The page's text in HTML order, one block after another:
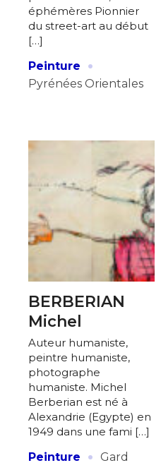
éphémères Pionnier
du street-art au début
[…]
Peinture
·
Pyrénées Orientales
BERBERIAN
Michel
Auteur humaniste,
peintre humaniste,
photographe
humaniste. Michel
Berberian est né à
Alexandrie (Egypte) en
1949 dans une fami […]
Peinture
· Gard